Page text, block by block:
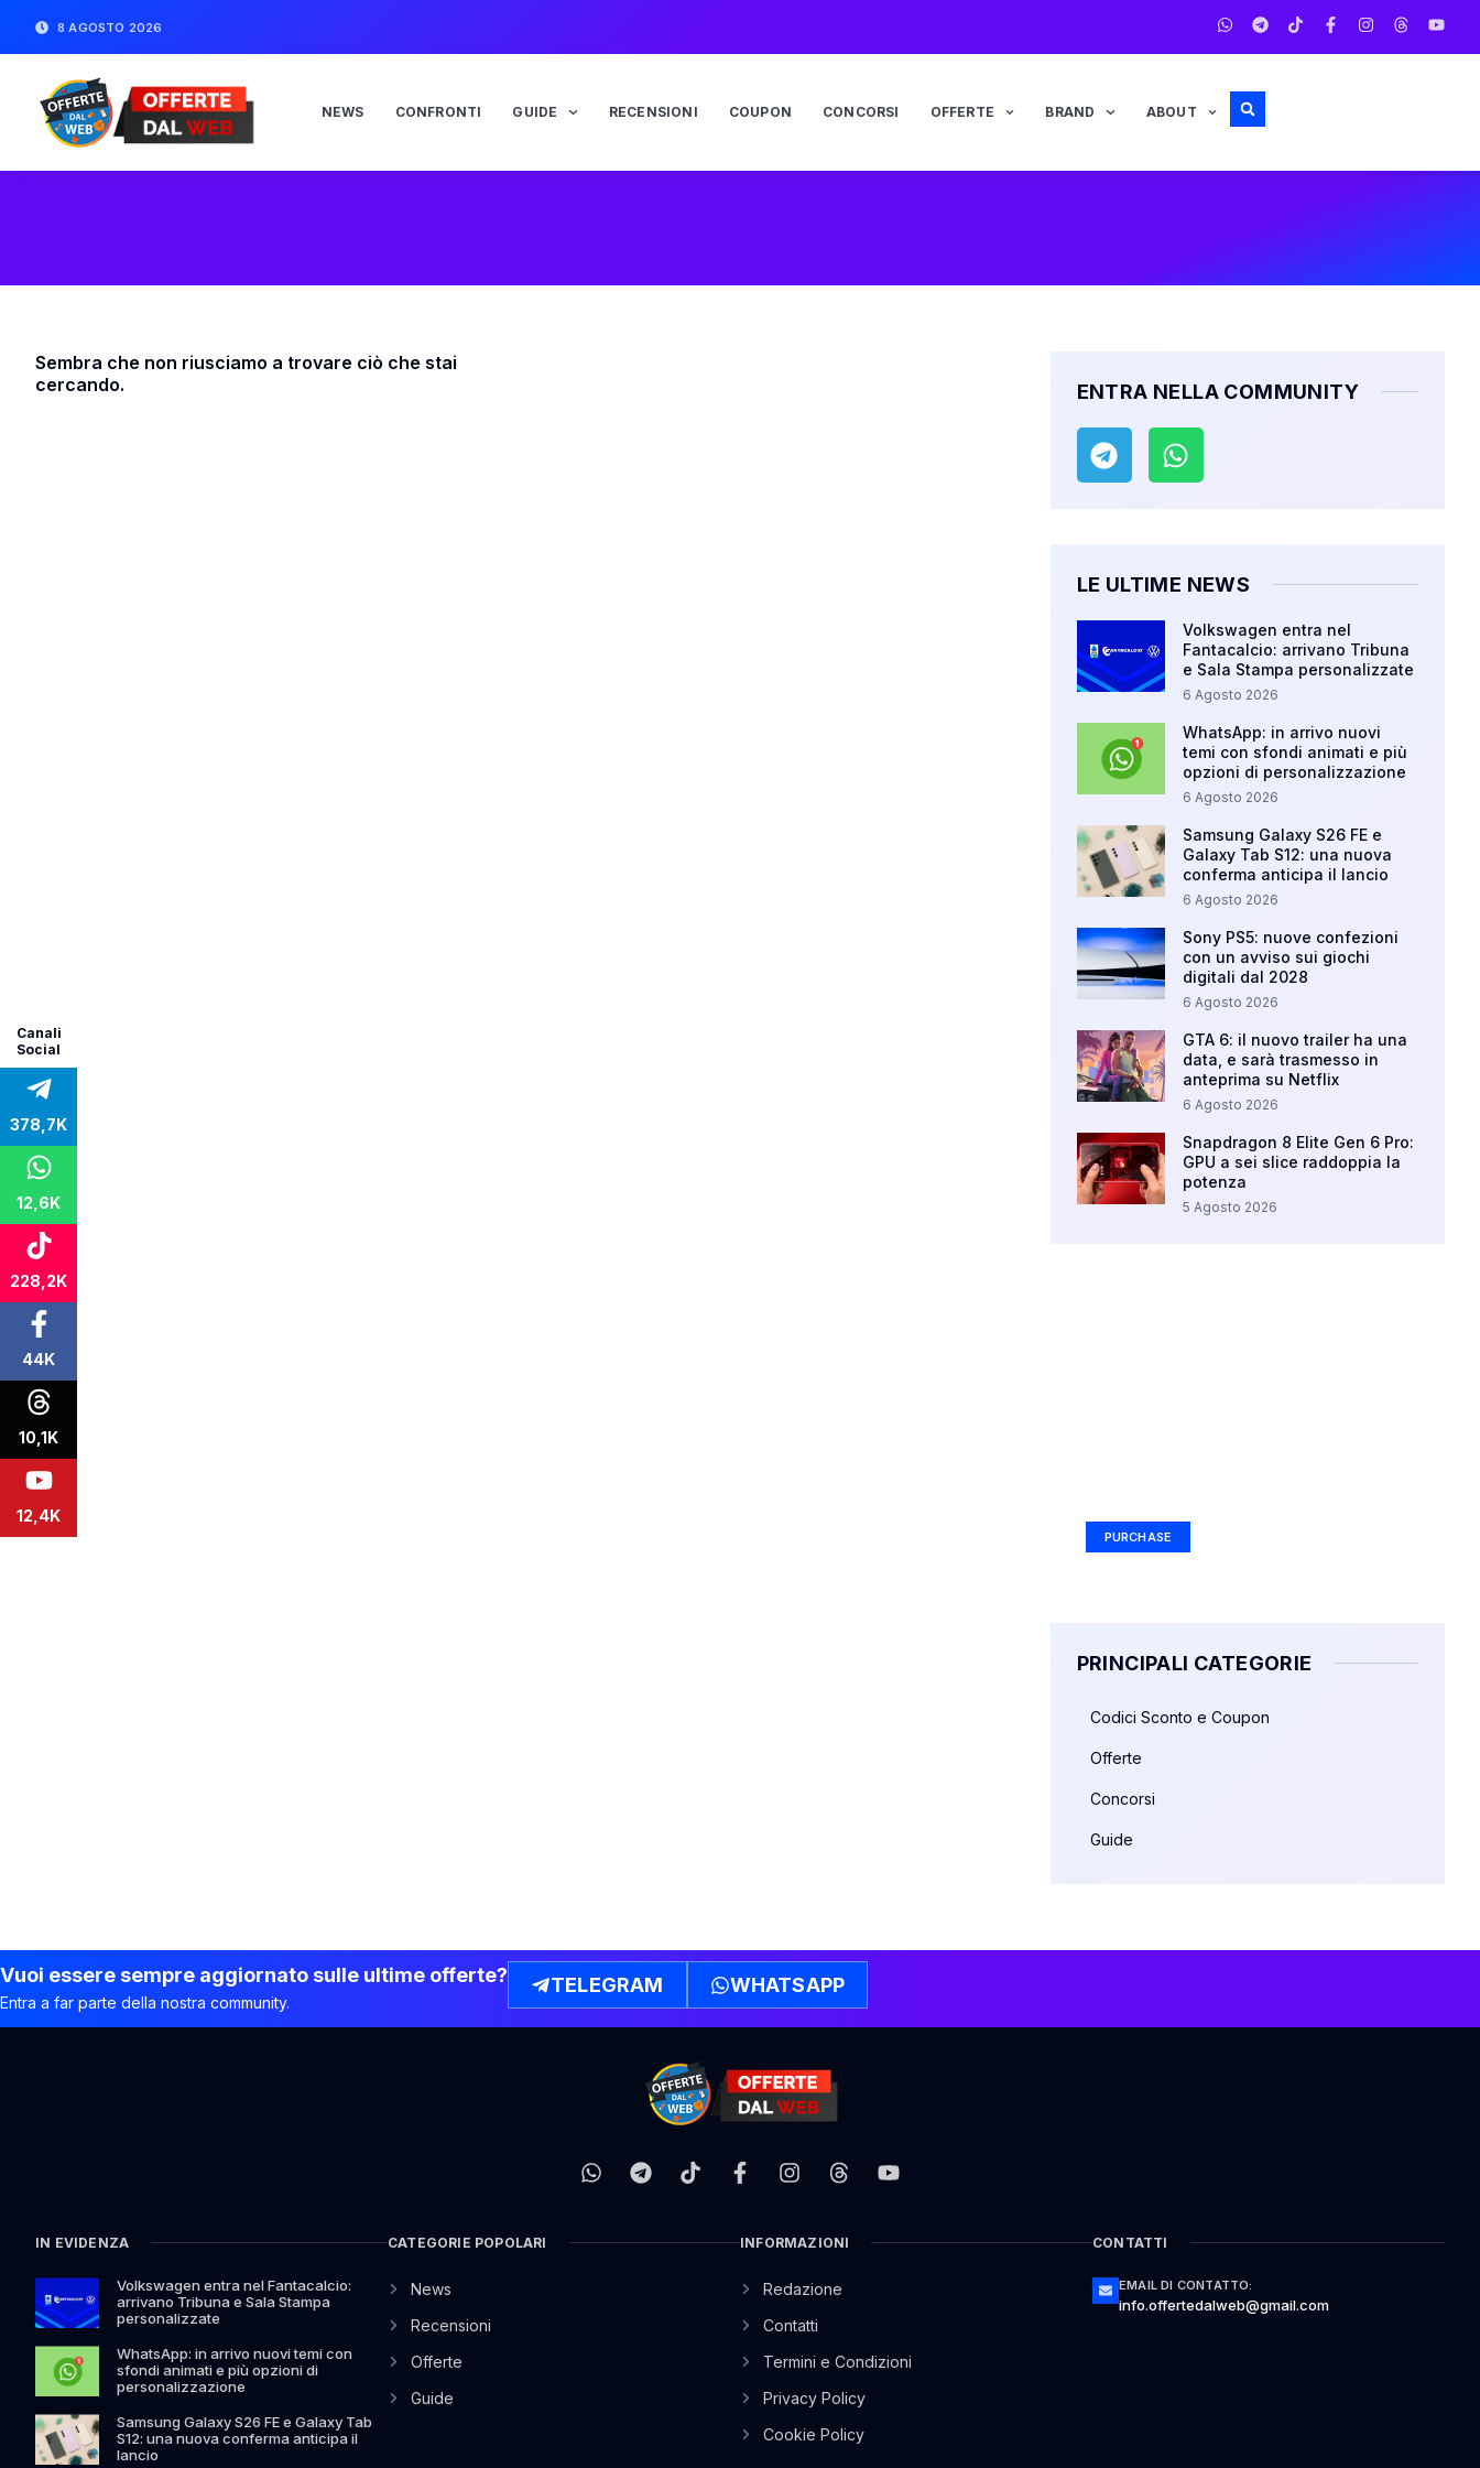
8 AGOSTO 2026
NEWS CONFRONTI GUIDE RECENSIONI COUPON CONCORSI OFFERTE BRAND ABOUT
Canali
Social
378,7K
12,6K
228,2K
44K
10,1K
12,4K
Sembra che non riusciamo a trovare ciò che stai
cercando.
ENTRA NELLA COMMUNITY
LE ULTIME NEWS
Volkswagen entra nel
Fantacalcio: arrivano Tribuna
e Sala Stampa personalizzate
6 Agosto 2026
WhatsApp: in arrivo nuovi
temi con sfondi animati e più
opzioni di personalizzazione
6 Agosto 2026
Samsung Galaxy S26 FE e
Galaxy Tab S12: una nuova
conferma anticipa il lancio
6 Agosto 2026
Sony PS5: nuove confezioni
con un avviso sui giochi
digitali dal 2028
6 Agosto 2026
GTA 6: il nuovo trailer ha una
data, e sarà trasmesso in
anteprima su Netflix
6 Agosto 2026
Snapdragon 8 Elite Gen 6 Pro:
GPU a sei slice raddoppia la
potenza
5 Agosto 2026
PURCHASE
PRINCIPALI CATEGORIE
Codici Sconto e Coupon
Offerte
Concorsi
Guide
Vuoi essere sempre aggiornato sulle ultime offerte?
Entra a far parte della nostra community.
TELEGRAM WHATSAPP
IN EVIDENZA
Volkswagen entra nel Fantacalcio:
arrivano Tribuna e Sala Stampa
personalizzate
WhatsApp: in arrivo nuovi temi con
sfondi animati e più opzioni di
personalizzazione
Samsung Galaxy S26 FE e Galaxy Tab
S12: una nuova conferma anticipa il
lancio
CATEGORIE POPOLARI
News
Recensioni
Offerte
Guide
INFORMAZIONI
Redazione
Contatti
Termini e Condizioni
Privacy Policy
Cookie Policy
CONTATTI
EMAIL DI CONTATTO:
info.offertedalweb@gmail.com